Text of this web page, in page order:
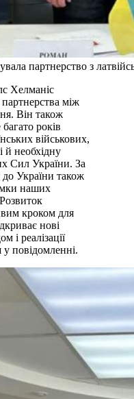
партнерство з
Хелманіс
між
Він також
років
військових,
й необхідну
Сил України. За
України також
наших
кроком для
нові
і реалізації
у повідомленні.